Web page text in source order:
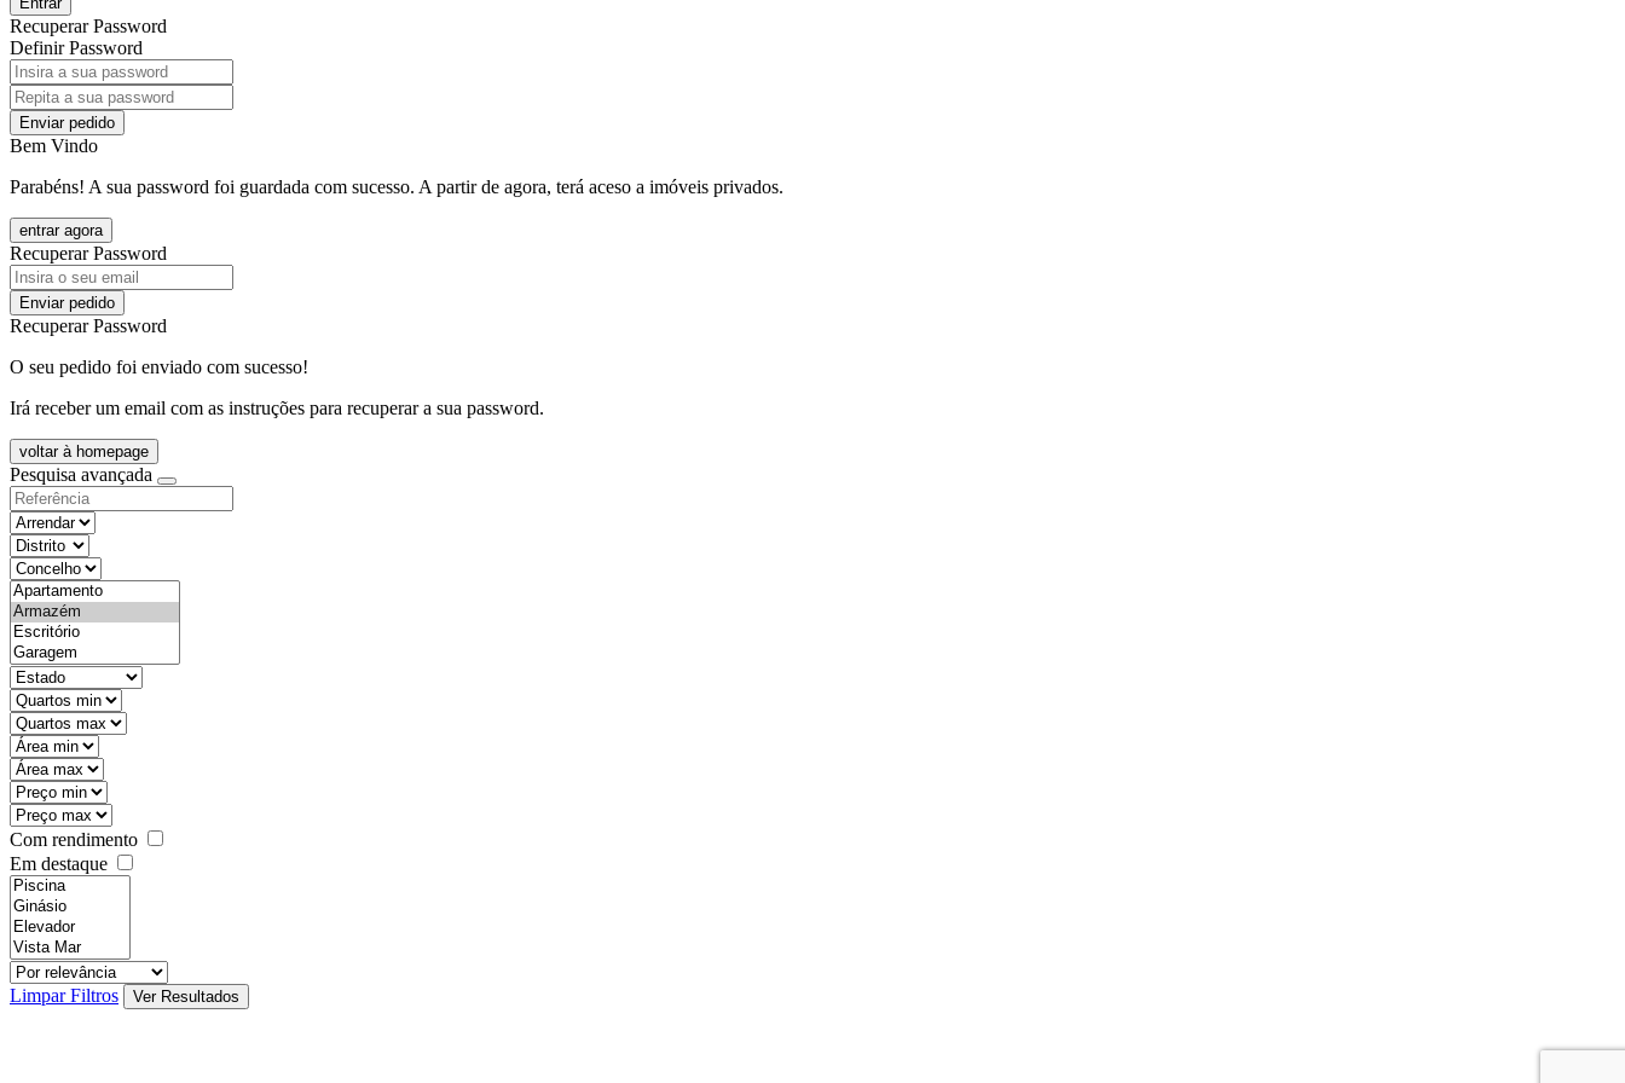
Recuperar Password
Definir Password
Enviar pedido
Bem Vindo
Parabéns! A sua password foi guardada com sucesso. A partir de agora, terá aceso a imóveis privados.
entrar agora
Recuperar Password
Enviar pedido
Recuperar Password
O seu pedido foi enviado com sucesso!
Irá receber um email com as instruções para recuperar a sua password.
voltar à homepage
Pesquisa avançada
objective
districtId
countyId
types
state
mintypo
maxtypo
minarea
maxarea
minprice
maxprice
Com rendimento
Em destaque
features
realestateOrder
Limpar Filtros
Ver Resultados